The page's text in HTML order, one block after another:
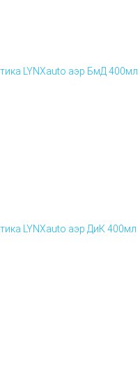
LYNXauto аэр БмД 400мл
LYNXauto аэр ДиК 400мл